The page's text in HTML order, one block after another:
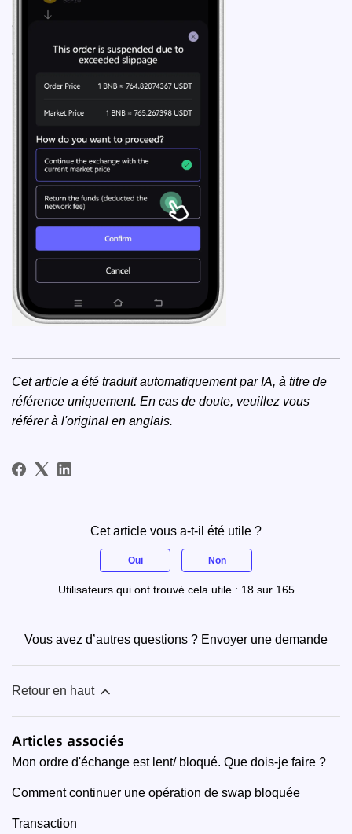
Cet article a été traduit automatiquement par IA, à titre de
référence uniquement. En cas de doute, veuillez vous
référer à l'original en anglais.
Cet article vous a-t-il été utile ?
Oui Non
Utilisateurs qui ont trouvé cela utile : 18 sur 165
Vous avez d’autres questions ? Envoyer une demande
Retour en haut
Articles associés
Mon ordre d'échange est lent/ bloqué. Que dois-je faire ?
Comment continuer une opération de swap bloquée
Transaction